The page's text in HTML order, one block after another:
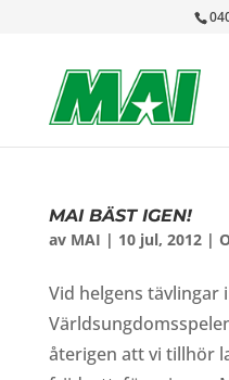
MAI BÄST IGEN!
av MAI | 10 jul, 2012|
Vid helgens tävlingar
återigen att vi tillhör